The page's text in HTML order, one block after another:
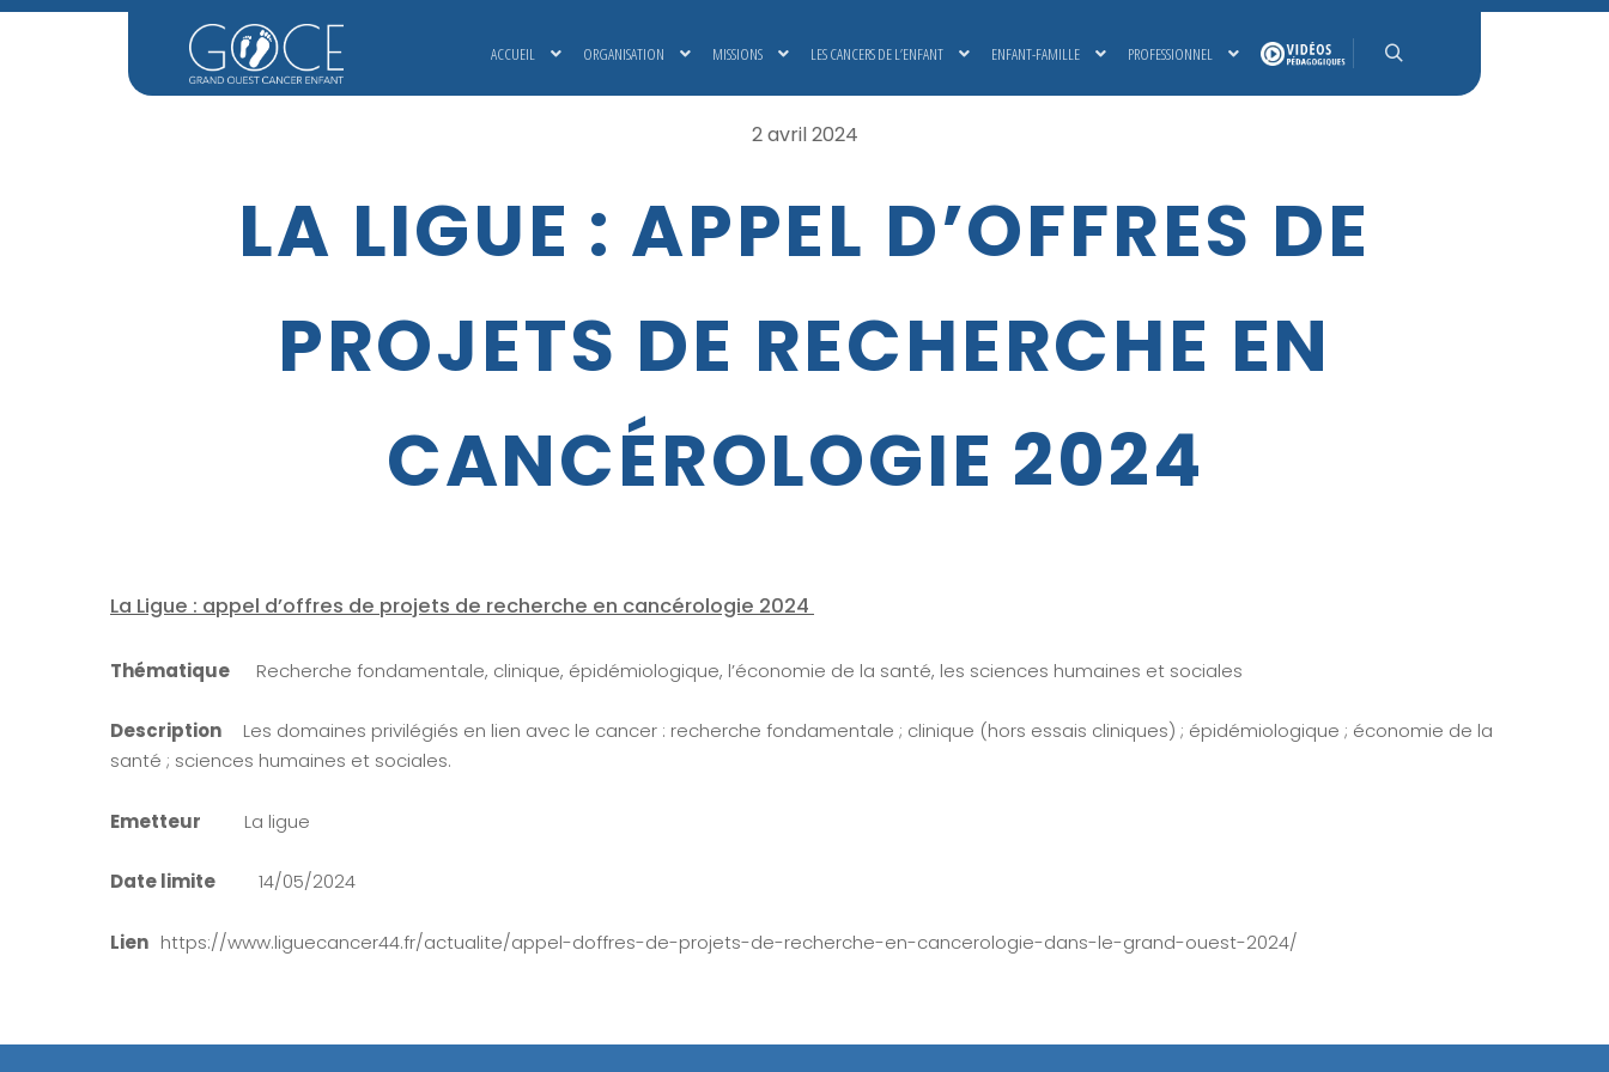
ACCUEIL ORGANISATION MISSIONS LES CANCERS DE L’ENFANT ENFANT-FAMILLE PROFESSIONNEL
Rechercher
2 avril 2024
LA LIGUE : APPEL D’OFFRES DE
PROJETS DE RECHERCHE EN
CANCÉROLOGIE 2024
La Ligue : appel d’offres de projets de recherche en cancérologie 2024
Thématique Recherche fondamentale, clinique, épidémiologique, l’économie de la santé, les sciences humaines et sociales
Description Les domaines privilégiés en lien avec le cancer : recherche fondamentale ; clinique (hors essais cliniques) ; épidémiologique ; économie de la
santé ; sciences humaines et sociales.
Emetteur La ligue
Date limite 14/05/2024
Lien https://www.liguecancer44.fr/actualite/appel-doffres-de-projets-de-recherche-en-cancerologie-dans-le-grand-ouest-2024/